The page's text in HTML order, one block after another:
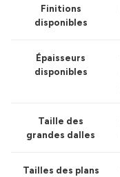
Finitions
disponibles
Épaisseurs
disponibles
Taille des
grandes dalles
Tailles des plans